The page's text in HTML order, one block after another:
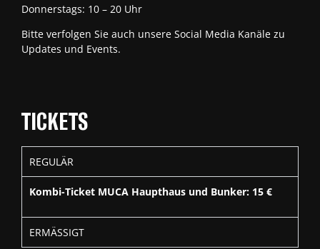
Donnerstags: 10 – 20 Uhr
Bitte verfolgen Sie auch unsere Social Media Kanäle zu
Updates und Events.
TICKETS
REGULÄR
Kombi-Ticket MUCA Haupthaus und Bunker: 15 €
ERMÄSSIGT